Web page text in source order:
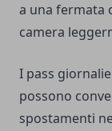
a una fermata
camera
I pass
possono
spostamenti